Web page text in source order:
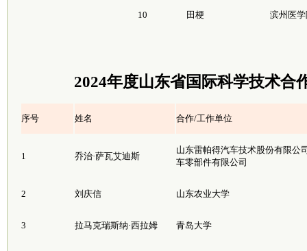
10 田梗 滨州医
2024年度山东省国际科学技术合
序号 姓名 合作/工作单位
1 乔治·萨瓦艾迪斯
山东雷帕得汽车技术股份有限公
车零部件有限公司
2 刘庆信 山东农业大学
3 拉马克瑞斯纳·西拉姆 青岛大学